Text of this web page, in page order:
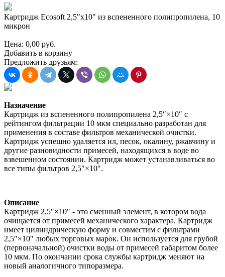
Картридж Ecosoft 2,5"х10" из вспененного полипропилена, 10
микрон
Цена: 0,00 руб.
Добавить в корзину
Предложить друзьям:
Назначение
Картридж из вспененного полипропилена 2,5″×10″ с
рейтингом фильтрации 10 мкм специально разработан для
применения в составе фильтров механической очистки.
Картридж успешно удаляется ил, песок, окалину, ржавчину и
другие разновидности примесей, находящихся в воде во
взвешенном состоянии. Картридж может устанавливаться во
все типы фильтров 2,5″×10″.
Описание
Картридж 2,5″×10″ - это сменный элемент, в котором вода
очищается от примесей механического характера. Картридж
имеет цилиндрическую форму и совместим с фильтрами
2,5″×10″ любых торговых марок. Он используется для грубой
(первоначальной) очистки воды от примесей габаритом более
10 мкм. По окончании срока службы картридж меняют на
новый аналогичного типоразмера.